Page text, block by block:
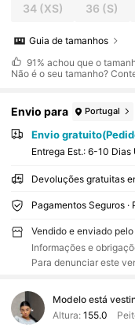
34(XS) 36 (S)
Guia de tamanhos
91% achou que o
Não é o seu tamanho?
Envio para Portugal
Envio
Entrega Est.: 6-10 Dias
Devoluções gratuitas
Pagamentos Seguros
Vendido e enviado
Informações e
Para denunciar este
Modelo está
Altura: 155.0